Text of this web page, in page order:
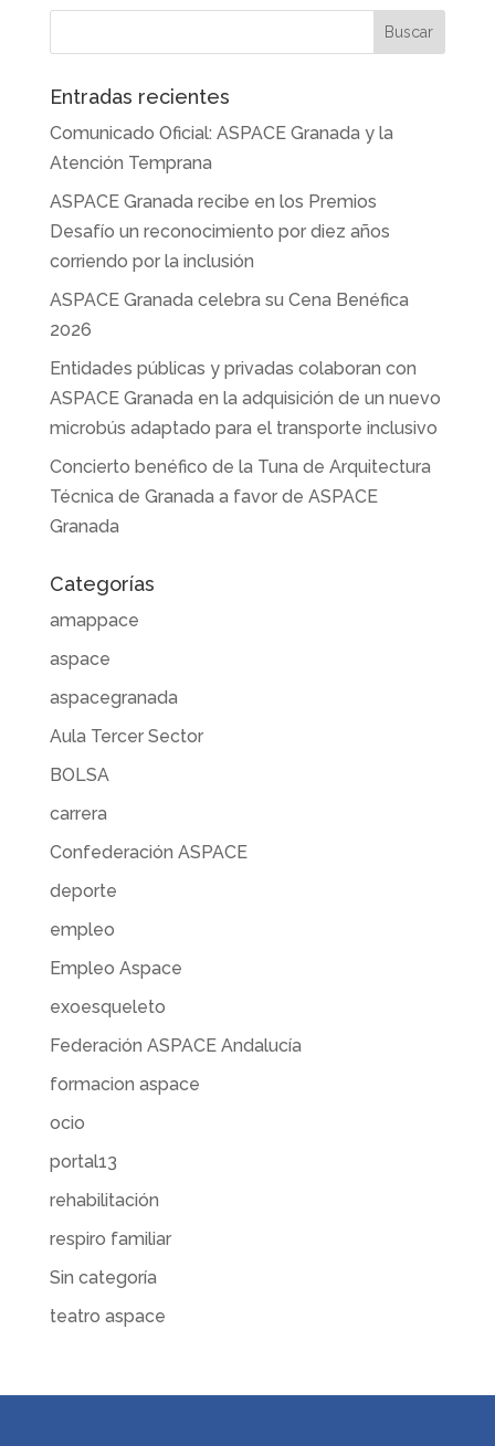
Entradas recientes
Comunicado Oficial: ASPACE Granada y la
Atención Temprana
ASPACE Granada recibe en los Premios
Desafío un reconocimiento por diez años
corriendo por la inclusión
ASPACE Granada celebra su Cena Benéfica
2026
Entidades públicas y privadas colaboran con
ASPACE Granada en la adquisición de un nuevo
microbús adaptado para el transporte inclusivo
Concierto benéfico de la Tuna de Arquitectura
Técnica de Granada a favor de ASPACE
Granada
Categorías
amappace
aspace
aspacegranada
Aula Tercer Sector
BOLSA
carrera
Confederación ASPACE
deporte
empleo
Empleo Aspace
exoesqueleto
Federación ASPACE Andalucía
formacion aspace
ocio
portal13
rehabilitación
respiro familiar
Sin categoría
teatro aspace